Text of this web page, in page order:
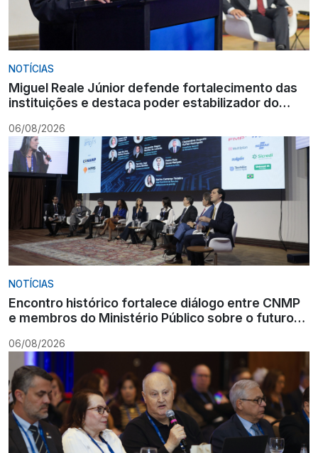
NOTÍCIAS
Miguel Reale Júnior defende fortalecimento das
instituições e destaca poder estabilizador do
06/08/2026
NOTÍCIAS
Encontro histórico fortalece diálogo entre CNMP
e membros do Ministério Público sobre o futuro
06/08/2026